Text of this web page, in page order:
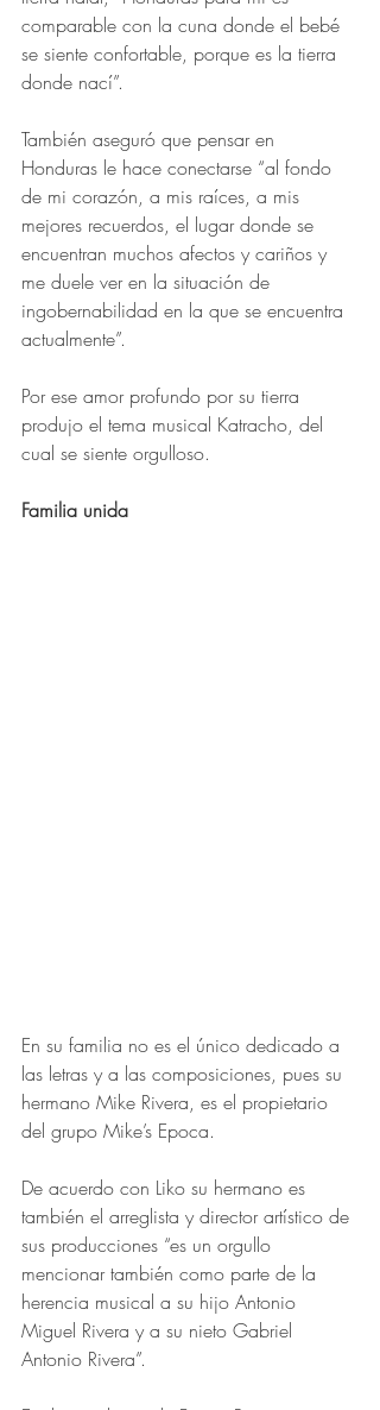
comparable con la cuna donde el bebé
se siente confortable, porque es la tierra
donde nací”.
También aseguró que pensar en
Honduras le hace conectarse “al fondo
de mi corazón, a mis raíces, a mis
mejores recuerdos, el lugar donde se
encuentran muchos afectos y cariños y
me duele ver en la situación de
ingobernabilidad en la que se encuentra
actualmente”.
Por ese amor profundo por su tierra
produjo el tema musical Katracho, del
cual se siente orgulloso.
Familia unida
En su familia no es el único dedicado a
las letras y a las composiciones, pues su
hermano Mike Rivera, es el propietario
del grupo Mike’s Epoca.
De acuerdo con Liko su hermano es
también el arreglista y director artístico de
sus producciones “es un orgullo
mencionar también como parte de la
herencia musical a su hijo Antonio
Miguel Rivera y a su nieto Gabriel
Antonio Rivera”.